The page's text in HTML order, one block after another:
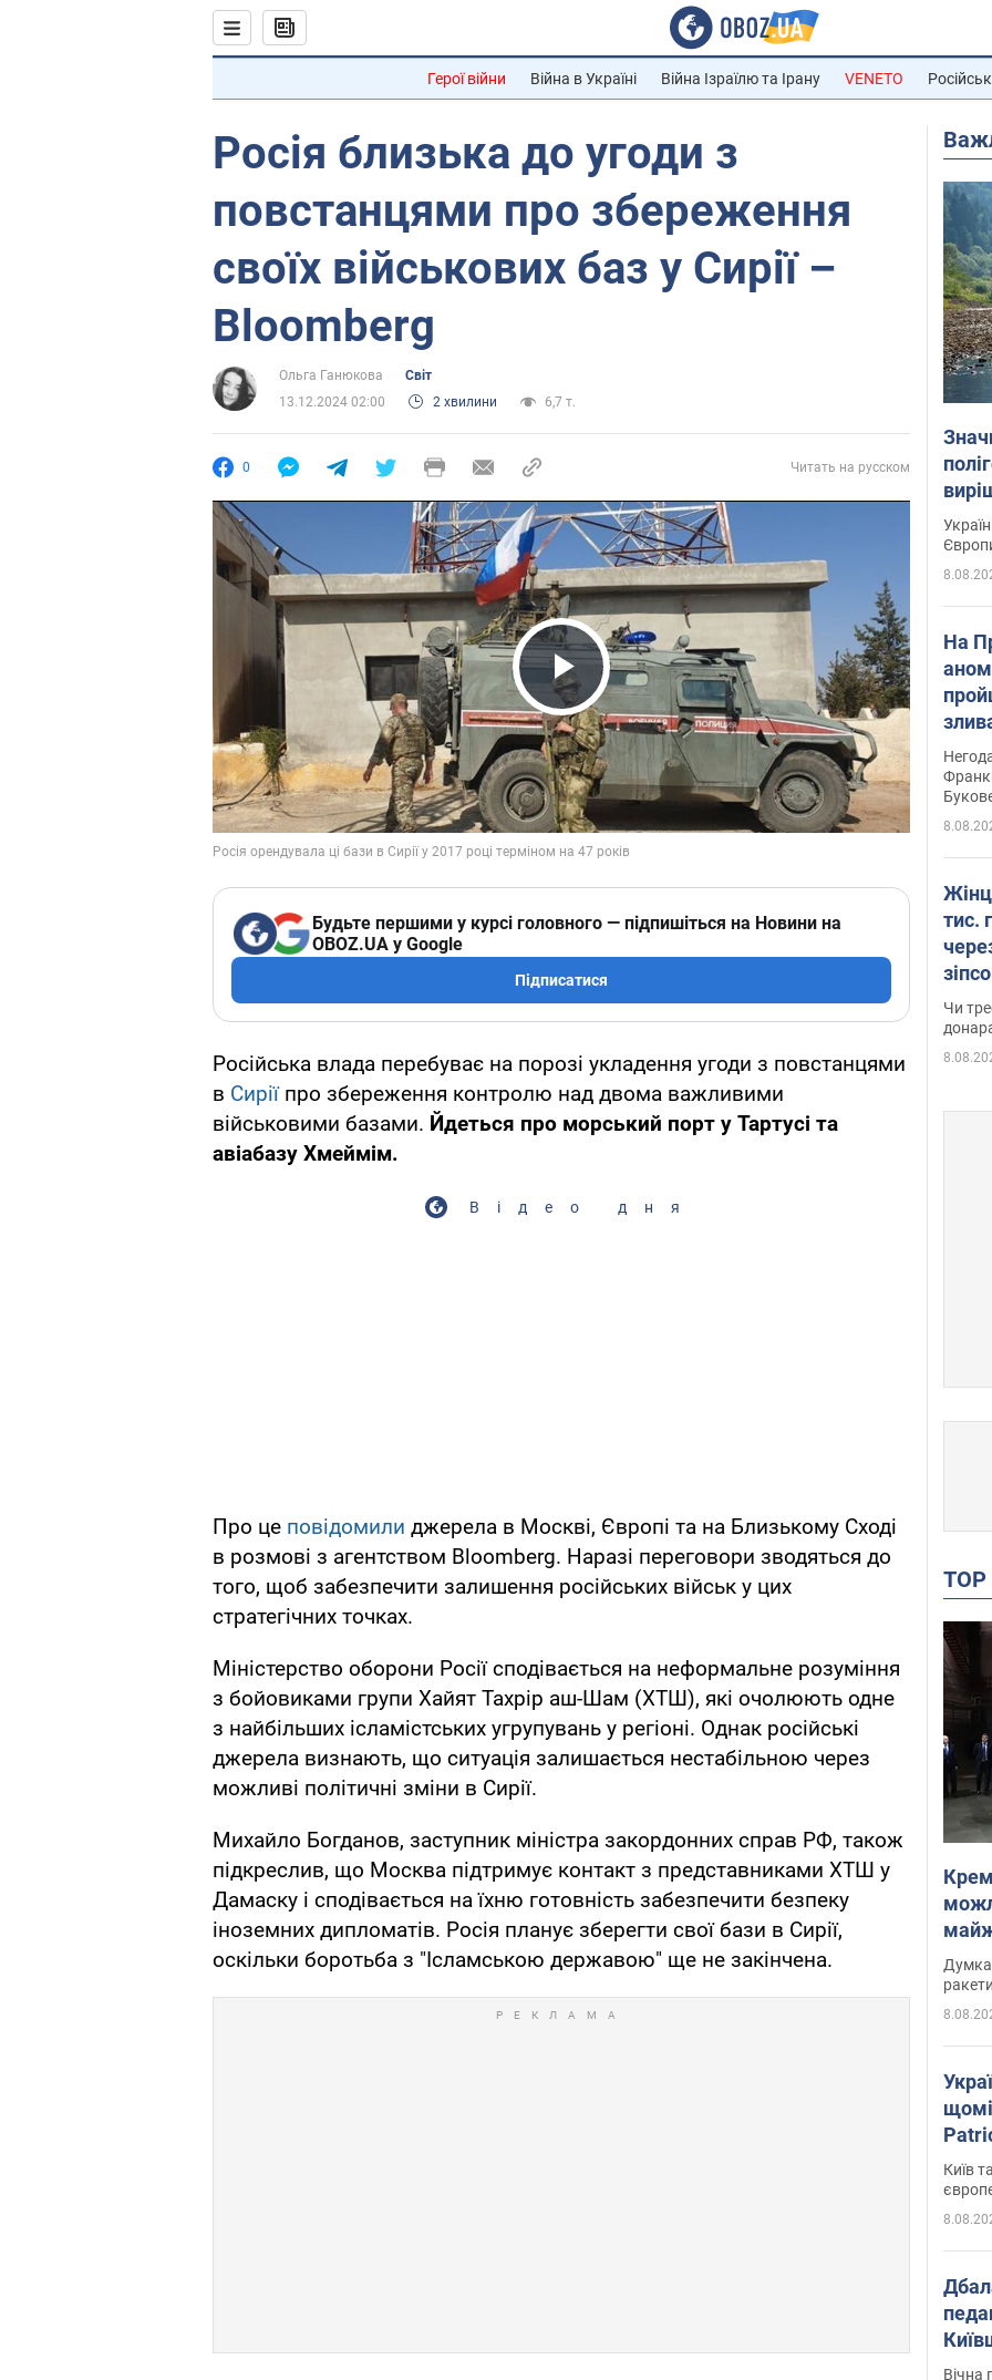
Герої війни Війна в Україні Війна Ізраїлю та Ірану VENETO
Росія близька до угоди з
повстанцями про збереження
своїх військових баз у Сирії –
Bloomberg
Ольга Ганюкова
Світ
13.12.2024 02:00
2 хвилини 6,7 т.
0 Читать на русском
Play Video
Будьте першими у курсі головного — підпишіться на Новини на
OBOZ.UA у Google
Підписатися
Російська влада перебуває на порозі укладення угоди з повстанцями
в Сиріїпро збереження контролю над двома важливими
військовими базами. Йдеться про морський порт у Тартусі та
авіабазу Хмеймім.
Відео дня
Про це повідомили джерела в Москві, Європі та на Близькому Сході
в розмові з агентством Bloomberg. Наразі переговори зводяться до
того, щоб забезпечити залишення російських військ у цих
стратегічних точках.
Міністерство оборони Росії сподівається на неформальне розуміння
з бойовиками групи Хайят Тахрір аш-Шам (ХТШ), які очолюють одне
з найбільших ісламістських угрупувань у регіоні. Однак російські
джерела визнають, що ситуація залишається нестабільною через
можливі політичні зміни в Сирії.
Михайло Богданов, заступник міністра закордонних справ РФ, також
підкреслив, що Москва підтримує контакт з представниками ХТШ у
Дамаску і сподівається на їхню готовність забезпечити безпеку
іноземних дипломатів. Росія планує зберегти свої бази в Сирії,
оскільки боротьба з "Ісламською державою" ще не закінчена.
На
тис.
Чи
Думка,
Київ
Вічна